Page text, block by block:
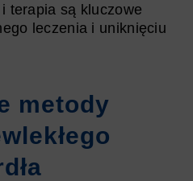
terapia są kluczowe
leczenia i uniknięciu
metody